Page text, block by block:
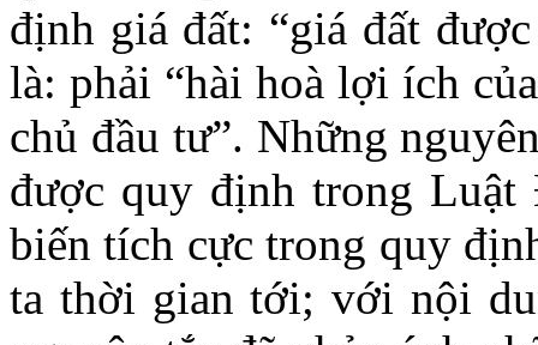
định giá đất: “giá đất
là: phải “hài hoà lợi ích
chủ đầu tư”. Những
được quy định trong Luật
biến tích cực trong quy
ta thời gian tới; với nội